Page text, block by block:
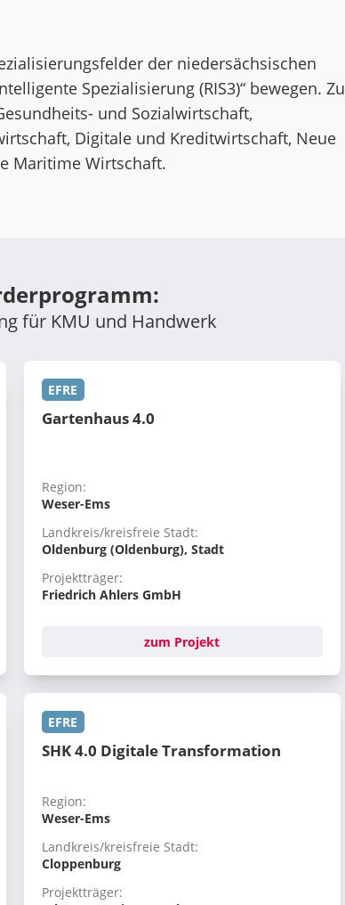
der niedersächsischen
Spezialisierung (RIS3)“ bewegen. Zu
und Sozialwirtschaft,
Digitale und Kreditwirtschaft, Neue
Maritime Wirtschaft.
für KMU und Handwerk
EFRE
Gartenhaus 4.0
Region:
Weser-Ems
Landkreis/kreisfreie Stadt:
Oldenburg (Oldenburg), Stadt
Projektträger:
Friedrich Ahlers GmbH
zum Projekt
EFRE
SHK 4.0 Digitale Transformation
Region:
Weser-Ems
Landkreis/kreisfreie Stadt:
Cloppenburg
Projektträger: